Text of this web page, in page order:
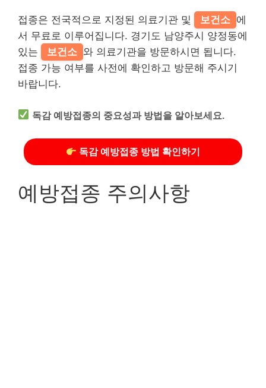
접종은 전국적으로 지정된 의료기관 및 보건소 에
서 무료로 이루어집니다. 경기도 남양주시 양정동에
있는
보건소 와 의료기관을 방문하시면 됩니다.
접종 가능 여부를 사전에 확인하고 방문해 주시기
바랍니다.
독감 예방접종의 중요성과 방법을 알아보세요.
독감 예방접종 방법 확인하기
예방접종 주의사항